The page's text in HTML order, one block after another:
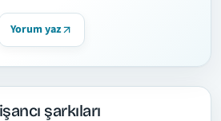
Yorum yaz
şarkıları